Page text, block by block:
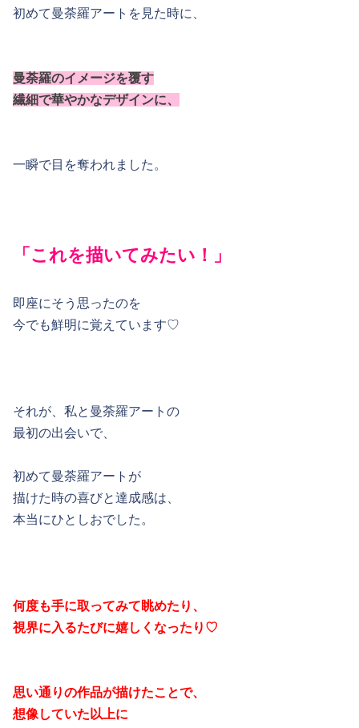
初めて曼荼羅アートを見た時に、
曼荼羅のイメージを覆す
繊細で華やかなデザインに、
一瞬で目を奪われました。
「これを描いてみたい！」
即座にそう思ったのを
今でも鮮明に覚えています♡
それが、私と曼荼羅アートの
最初の出会いで、
初めて曼荼羅アートが
描けた時の喜びと達成感は、
本当にひとしおでした。
何度も手に取ってみて眺めたり、
視界に入るたびに嬉しくなったり♡
思い通りの作品が描けたことで、
想像していた以上に